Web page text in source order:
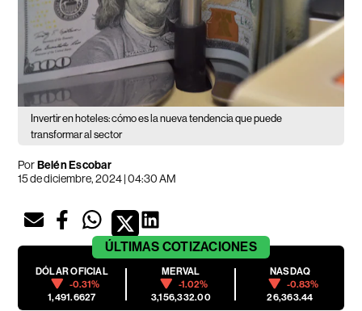
Invertir en hoteles: cómo es la nueva tendencia que puede
transformar al sector
PorBelén Escobar
15 de diciembre, 2024 | 04:30 AM
ÚLTIMAS COTIZACIONES
DÓLAR OFICIAL
-0.31%
1,491.6627
MERVAL
-1.02%
3,156,332.00
NASDAQ
-0.83%
26,363.44